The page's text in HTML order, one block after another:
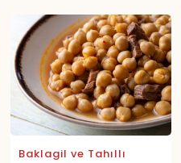
Baklagil ve Tahıllı